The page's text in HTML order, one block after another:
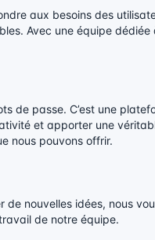
aux besoins des
Avec une équipe
de passe. C’est une
et apporter une
nous pouvons offrir.
nouvelles idées, nous
de notre équipe.